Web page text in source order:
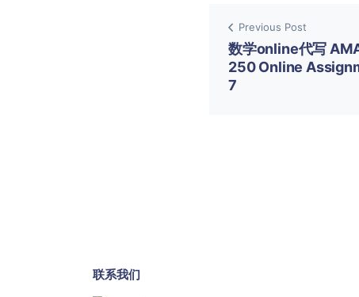
Previous Post
数学online代写
250 Online
7
联系我们